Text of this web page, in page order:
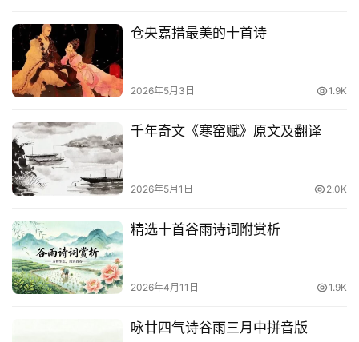
仓央嘉措最美的十首诗
2026年5月3日 1.9K
千年奇文《寒窑赋》原文及翻译
2026年5月1日 2.0K
精选十首谷雨诗词附赏析
2026年4月11日 1.9K
咏廿四气诗谷雨三月中拼音版